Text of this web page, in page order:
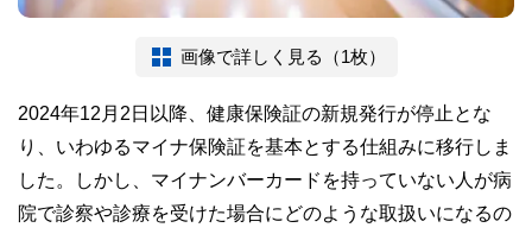
画像で詳しく見る（1枚）
2024年12月2日以降、健康保険証の新規発行が停止とな
り、いわゆるマイナ保険証を基本とする仕組みに移行しま
した。しかし、マイナンバーカードを持っていない人が病
院で診察や診療を受けた場合にどのような取扱いになるの